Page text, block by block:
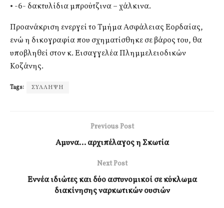
• -6- δακτυλίδια μπρούτζινα – χάλκινα.
Προανάκριση ενεργεί το Τμήμα Ασφάλειας Εορδαίας,
ενώ η δικογραφία που σχηματίσθηκε σε βάρος του, θα
υποβληθεί στον κ. Εισαγγελέα Πλημμελειοδικών
Κοζάνης.
Tags: ΣΥΛΛΗΨΗ
Previous Post
Αμυνα… αρχιπέλαγος η Σκωτία
Next Post
Εννέα ιδιώτες και δύο αστυνομικοί σε κύκλωμα
διακίνησης ναρκωτικών ουσιών